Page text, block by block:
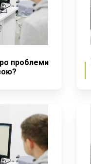
проблеми